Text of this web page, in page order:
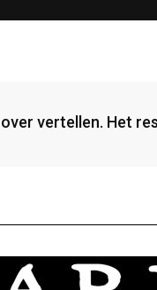
vertellen. Het